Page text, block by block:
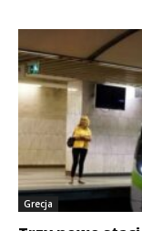
Grecja